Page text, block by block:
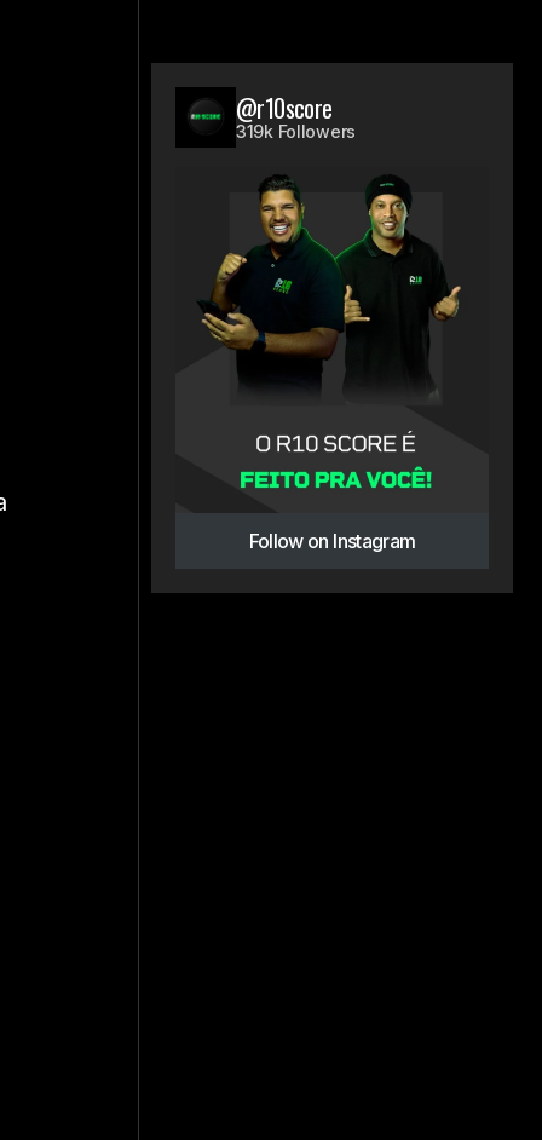
@r10score
319k Followers
Follow on Instagram